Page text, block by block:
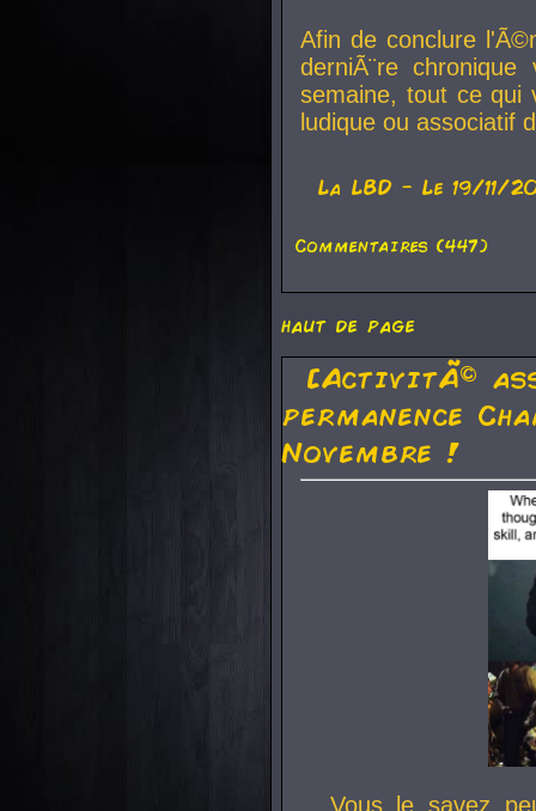
Afin de conclure
derniÃ¨re
semaine, tout ce qui
ludique ou associatif
La LBD - Le 19/11/
Commentaires (447)
haut de page
[ActivitÃ©
permanence
Novembre !
Vous le savez